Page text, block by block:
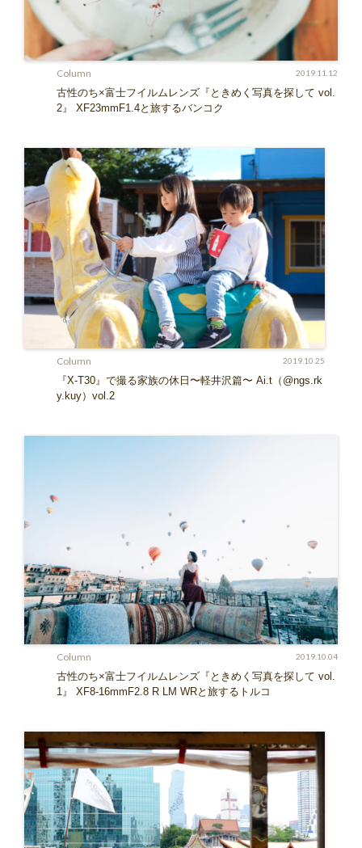
Column 2019.11.12
古性のち×富士フイルムレンズ『ときめく写真を探して vol.
2』 XF23mmF1.4と旅するバンコク
Column 2019.10.25
『X-T30』で撮る家族の休日〜軽井沢篇〜 Ai.t（@ngs.rk
y.kuy）vol.2
Column 2019.10.04
古性のち×富士フイルムレンズ『ときめく写真を探して vol.
1』 XF8-16mmF2.8 R LM WRと旅するトルコ